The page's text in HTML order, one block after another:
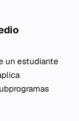
un estudiante